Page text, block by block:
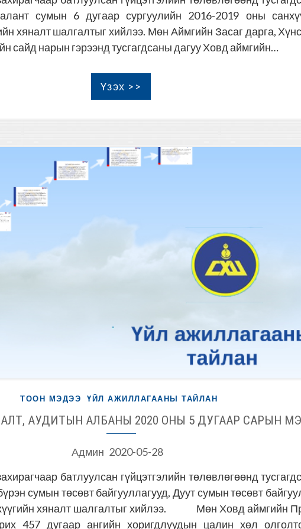
сумын 6 дугаар сургуулийн 2016-2019 оны
хяналт шалгалтыг хийлээ. Мөн Аймгийн Засаг дарга,
сайд нарын гэрээнд тусгагдсаны дагуу Ховд аймгийн…
Үзэх >>
ТООН МЭДЭЭ ҮЙЛ АЖИЛЛАГААНЫ ТАЙЛАН
АУДИТЫН АЛБАНЫ 2020 ОНЫ 5 ДУГААР САРЫН
Админ 2020-05-28
батлуулсан гүйцэтгэлийн төлөвлөгөөнд
сумын төсөвт байгууллагууд, Дуут сумын төсөвт
хяналт шалгалтыг хийлээ. Мөн Ховд аймгийн
457 дугаар ангийн хоригдлуудын цалин хөл